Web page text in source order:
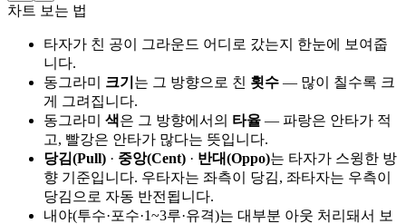
차트 보는 법
타자가 친 공이 그라운드 어디로 갔는지 한눈에 보여줍
니다.
동그라미 크기 는 그 방향으로 친 횟수 — 많이 칠수록 크
게 그려집니다.
동그라미 색은 그 방향에서의 타율 — 파랑은 안타가 적
고, 빨강은 안타가 많다는 뜻입니다.
당김(Pull) · 중앙(Cent) · 반대(Oppo)는 타자가 스윙한 방
향 기준입니다. 우타자는 좌측이 당김, 좌타자는 우측이
당김으로 자동 반전됩니다.
내야(투수·포수·1~3루·유격)는 대부분 아웃 처리돼서 보